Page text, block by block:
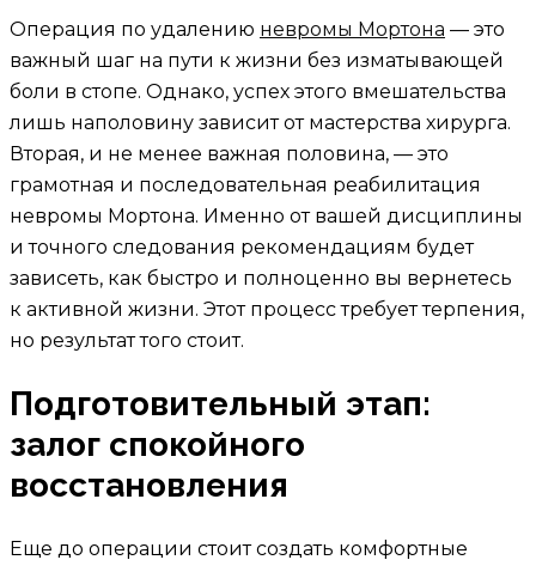
Операция по удалению невромы Мортона — это
важный шаг на пути к жизни без изматывающей
боли в стопе. Однако, успех этого вмешательства
лишь наполовину зависит от мастерства хирурга.
Вторая, и не менее важная половина, — это
грамотная и последовательная реабилитация
невромы Мортона. Именно от вашей дисциплины
и точного следования рекомендациям будет
зависеть, как быстро и полноценно вы вернетесь
к активной жизни. Этот процесс требует терпения,
но результат того стоит.
Подготовительный этап:
залог спокойного
восстановления
Еще до операции стоит создать комфортные